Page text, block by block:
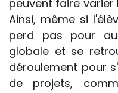
peuvent faire
Ainsi, même si
perd pas pour
globale et se
déroulement pour
de projets,